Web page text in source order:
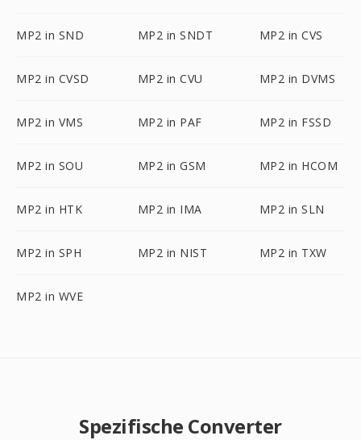
MP2 in SND MP2 in SNDT MP2 in CVS
MP2 in CVSD MP2 in CVU MP2 in DVMS
MP2 in VMS MP2 in PAF MP2 in FSSD
MP2 in SOU MP2 in GSM MP2 in HCOM
MP2 in HTK MP2 in IMA MP2 in SLN
MP2 in SPH MP2 in NIST MP2 in TXW
MP2 in WVE
Spezifische Converter